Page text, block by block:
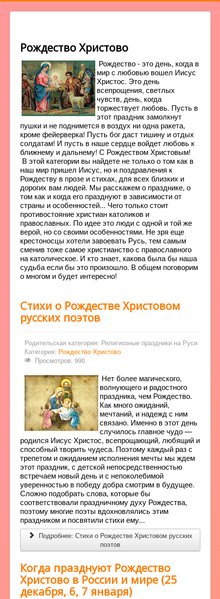
Рождество Христово
Рождество - это день, когда в
мир с любовью вошел Иисус
Христос. Это день
всепрощения, светлых
чувств, день, когда
торжествует любовь. Пусть в
этот праздник замолкнут
пушки и не поднимется в воздух ни одна ракета,
кроме фейерверка! Пусть бог даст тишину и отдых
солдатам! И пусть в наше сердце войдет любовь к
ближнему и дальнему! С Рождеством Христовым!
В этой категории вы найдете не только о том как в
наш мир пришел Иисус, но и поздравления к
Рождеству в прозе и стихах, для всех близких и
дорогих вам людей. Мы расскажем о празднике, о
том как и когда его празднуют в зависимости от
страны и особенностей... Чего только стоит
противостояние христиан католиков и
православных. По идее это люди с одной и той же
верой, но со своими особенностями. Не зря еще
крестоносцы хотели завоевать Русь, тем самым
сменив тоже самое христианство с православного
на католическое. И кто знает, какова была бы наша
судьба если бы это произошло. В общем поговорим
о многом и будет интересно!
Стихи о Рождестве Христовом
русских поэтов
Родительская категория: Религиозные праздники на Руси
Категория: Рождество Христово
Просмотров: 990
Нет более магического,
волнующего и радостного
праздника, чем Рождество.
Как много ожиданий,
мечтаний, и надежд с ним
связано. Именно в этот день
случилось главное чудо —
родился Иисус Христос, всепрощающий, любящий и
способный творить чудеса. Поэтому каждый раз с
трепетом и ожиданием исполнения мечты мы ждем
этот праздник, с детской непосредственностью
встречаем новый день и с непоколебимой
уверенностью в победу добра смотрим в будущее.
Сложно подобрать слова, которые бы
соответствовали праздничному духу Рождества,
поэтому многие поэты вдохновлялись этим
праздником и посвятили стихи ему...
Подробнее: Стихи о Рождестве Христовом русских
поэтов
Когда празднуют Рождество
Христово в России и мире (25
декабря, 6, 7 января)